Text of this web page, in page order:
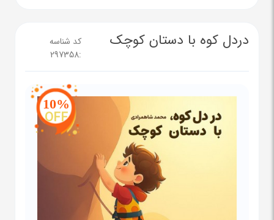
دردل کوه با دستان کوچک
کد شناسه
:
297358
10%
OFF